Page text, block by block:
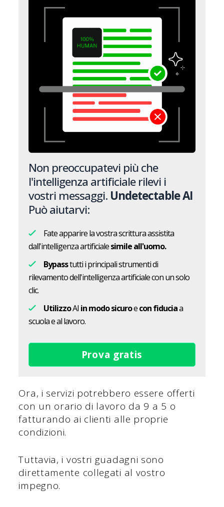
Non preoccupatevi più che
l'intelligenza artificiale rilevi i
vostri messaggi. Undetectable AI
Può aiutarvi:
Fate apparire la vostra scrittura assistita
dall'intelligenza artificialesimile all'uomo.
Bypasstutti i principali strumenti di
rilevamento dell'intelligenza artificiale con un solo
clic.
UtilizzoAI in modo sicuroecon fiduciaa
scuola e al lavoro.
Prova gratis
Ora, i servizi potrebbero essere offerti
con un orario di lavoro da 9 a 5 o
fatturando ai clienti alle proprie
condizioni.
Tuttavia, i vostri guadagni sono
direttamente collegati al vostro
impegno.